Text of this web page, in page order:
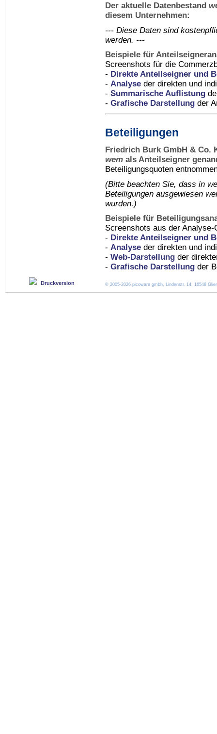
Der aktuelle Datenbestand
diesem Unternehmen:
--- Diese Daten sind
werden. ---
Beispiele für
Screenshots für die
- Direkte Anteilseigner und
- Analyse der direkten und
- Summarische Auflistung
- Grafische Darstellung der
Beteiligungen
Friedrich Burk GmbH & Co.
wem als Anteilseigner
Beteiligungsquoten
(Bitte beachten Sie, dass in
Beteiligungen ausgewiesen
wurden.)
Beispiele für
Screenshots aus der Analyse-
- Direkte Anteilseigner und
- Analyse der direkten und
- Web-Darstellung der
- Grafische Darstellung der
Druckversion © 2005-2026 picoware gmbh, Lindenstr. 14, 16548